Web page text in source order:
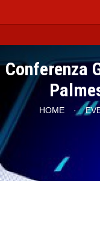
Conferenza
HOME ·